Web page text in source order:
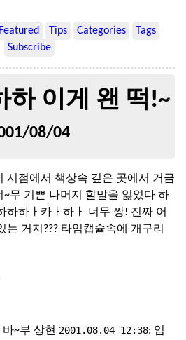
Featured Tips Categories
Tags
Subscribe
하 이게 왠 떡!~
08/04
시점에서 책상속 깊은 곳에서 거금
무 기쁜 나머지 할말을 잃었다 하
하하ㅏ카ㅏ하ㅏ 너무 짱! 진짜 어
거지??? 타임캡슐속에 개구리
바~부 상현 2001.08.04 12:38: 임